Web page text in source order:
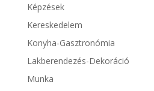
Képzések
Kereskedelem
Konyha-Gasztronómia
Lakberendezés-Dekoráció
Munka